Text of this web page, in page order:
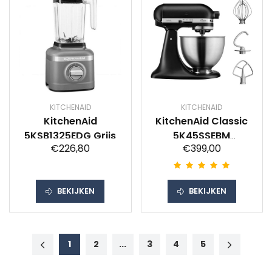
KITCHENAID
KitchenAid
5KSB1325EDG Grijs
€226,80
BEKIJKEN
KITCHENAID
KitchenAid Classic
5K45SSEBM
Matzwart
€399,00
BEKIJKEN
1 2 ... 3 4 5